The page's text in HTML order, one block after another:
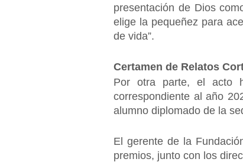
presentación de Dios
elige la pequeñez para
de vida”.
Certamen de Relatos
Por otra parte, el acto
correspondiente al año
alumno diplomado de la
El gerente de la
premios, junto con los